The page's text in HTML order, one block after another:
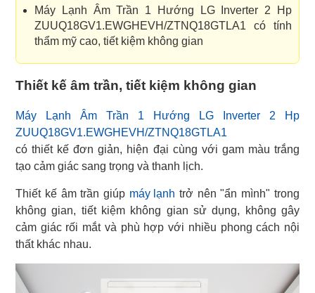
Máy Lạnh Âm Trần 1 Hướng LG Inverter 2 Hp
ZUUQ18GV1.EWGHEVH/ZTNQ18GTLA1 có tính
thẩm mỹ cao, tiết kiệm không gian
Thiết kế âm trần, tiết kiệm không gian
Máy Lạnh Âm Trần 1 Hướng LG Inverter 2 Hp
ZUUQ18GV1.EWGHEVH/ZTNQ18GTLA1
có thiết kế đơn giản, hiện đại cùng với gam màu trắng
tạo cảm giác sang trọng và thanh lịch.
Thiết kế âm trần giúp máy lạnh trở nên "ẩn mình" trong
không gian, tiết kiệm không gian sử dụng, không gây
cảm giác rối mắt và phù hợp với nhiều phong cách nội
thất khác nhau.